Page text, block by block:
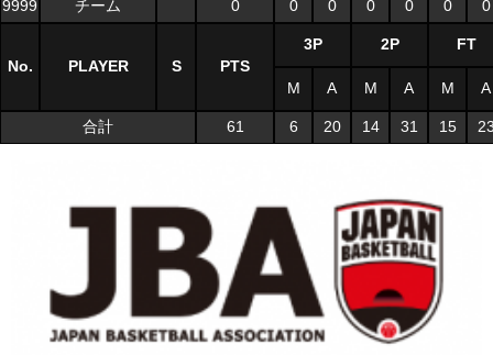
9999 チーム 0 0 0 0 0 0 0
No. PLAYER S PTS
3P 2P FT
M A M A M A
合計 61 6 20 14 31 15